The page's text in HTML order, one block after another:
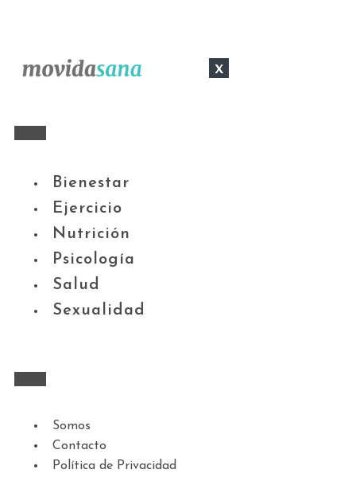
x
Bienestar
Ejercicio
Nutrición
Psicología
Salud
Sexualidad
Somos
Contacto
Política de Privacidad